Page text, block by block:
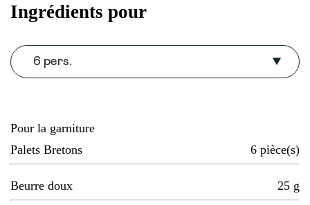
Ingrédients pour
6 pers.
Pour la garniture
Palets Bretons
6 pièce(s)
Beurre doux 25 g